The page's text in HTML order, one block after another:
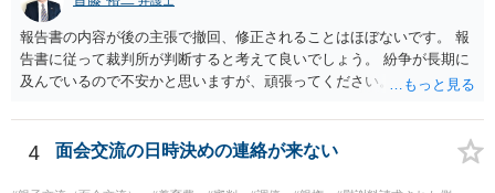
報告書の内容が後の主張で撤回、修正されることはほぼないです。 報
告書に従って裁判所が判断すると考えて良いでしょう。 紛争が長期に
及んでいるので不安かと思いますが、頑張ってください。
4 面会交流の日時決めの連絡が来ない